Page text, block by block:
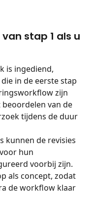
stap 1 als u
is ingediend,
in de eerste stap
zijn
van de
tijdens de duur
kunnen de revisies
hun
voorbij zijn.
als concept, zodat
de workflow klaar